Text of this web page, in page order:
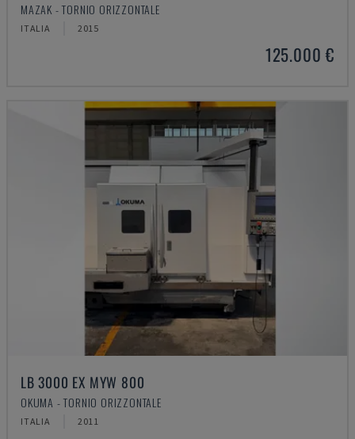
MAZAK - TORNIO ORIZZONTALE
ITALIA 2015
125.000 €
LB 3000 EX MYW 800
OKUMA - TORNIO ORIZZONTALE
ITALIA 2011